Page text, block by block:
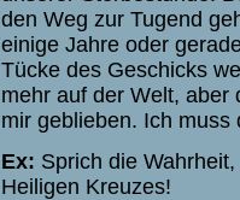
den Weg zur Tugend
einige Jahre oder
Tücke des Geschicks
mehr auf der Welt, aber
mir geblieben. Ich
Ex: Sprich die
Heiligen Kreuzes!